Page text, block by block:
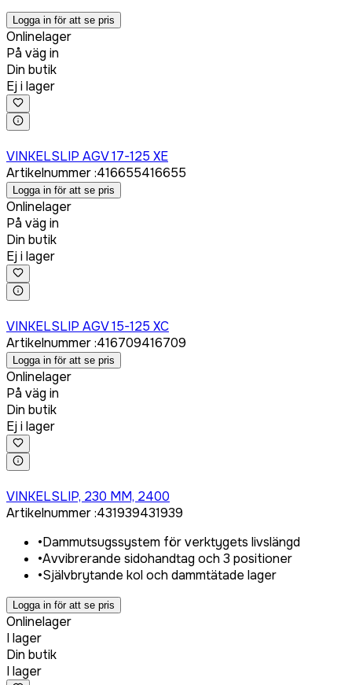
Logga in för att se pris
Onlinelager
På väg in
Din butik
Ej i lager
VINKELSLIP AGV 17-125 XE
Artikelnummer:416655416655
Logga in för att se pris
Onlinelager
På väg in
Din butik
Ej i lager
VINKELSLIP AGV 15-125 XC
Artikelnummer:416709416709
Logga in för att se pris
Onlinelager
På väg in
Din butik
Ej i lager
VINKELSLIP, 230 MM, 2400
Artikelnummer:431939431939
•Dammutsugssystem för verktygets livslängd
•Avvibrerande sidohandtag och 3 positioner
•Självbrytande kol och dammtätade lager
Logga in för att se pris
Onlinelager
I lager
Din butik
I lager